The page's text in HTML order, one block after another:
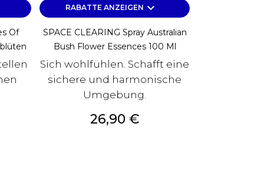
Of
RABATTE ANZEIGEN keyboard_arrow_down
SPACE CLEARING Spray Australian
Bush Flower Essences 100 Ml
Sich wohlfühlen. Schafft eine
sichere und harmonische
Umgebung.
Preis
26,90 €